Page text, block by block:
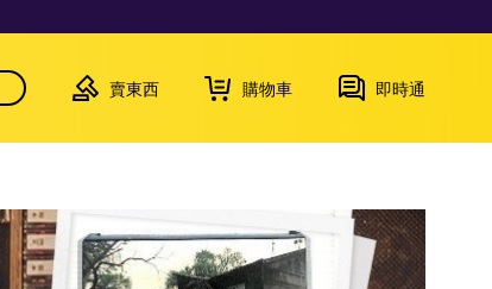
賣東西 購物車 即時通